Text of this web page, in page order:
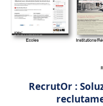
RecrutOr :